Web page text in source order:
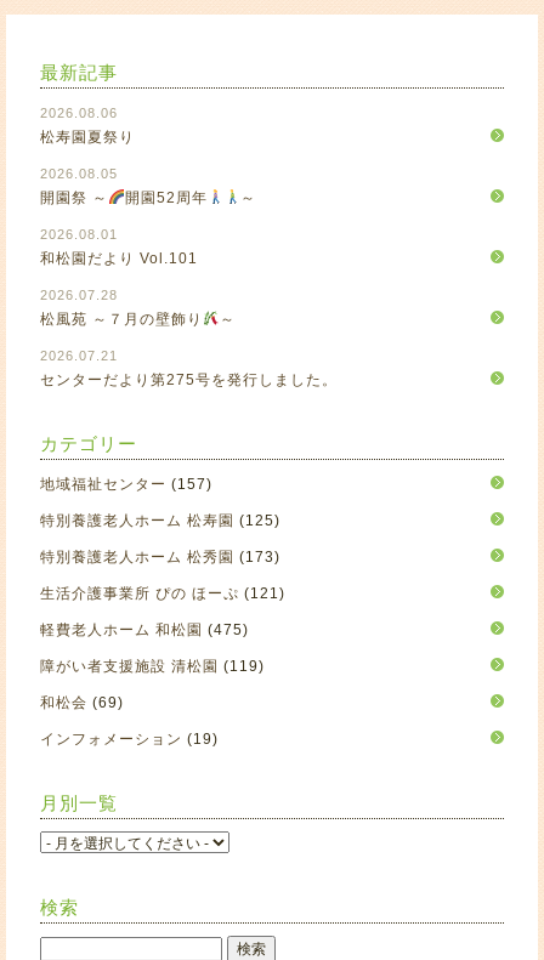
最新記事
2026.08.06
松寿園夏祭り
2026.08.05
開園祭 ～ 開園52周年 ～
2026.08.01
和松園だより Vol.101
2026.07.28
松風苑 ～７月の壁飾り ～
2026.07.21
センターだより第275号を発行しました。
カテゴリー
地域福祉センター (157)
特別養護老人ホーム 松寿園 (125)
特別養護老人ホーム 松秀園 (173)
生活介護事業所 ぴの ほーぷ (121)
軽費老人ホーム 和松園 (475)
障がい者支援施設 清松園 (119)
和松会 (69)
インフォメーション (19)
月別一覧
検索